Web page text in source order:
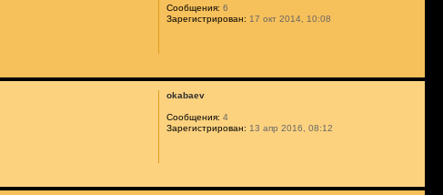
Сообщения: 6
Зарегистрирован: 17 окт 2014, 10:08
okabaev
Сообщения: 4
Зарегистрирован: 13 апр 2016, 08:12